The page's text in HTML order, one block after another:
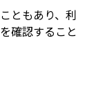
ともあり、利
確認すること